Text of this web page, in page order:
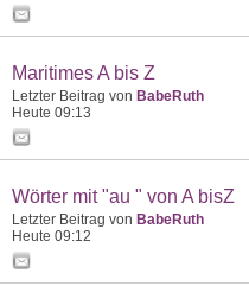
Maritimes A bis Z
Letzter Beitrag von BabeRuth
Heute 09:13
Wörter mit "au " von A bisZ
Letzter Beitrag von BabeRuth
Heute 09:12